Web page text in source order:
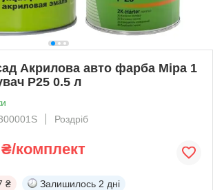
Акрилова авто фарба Mipa 1
P25 0.5 л
Роздріб
₴/комплект
₴ Залишилось 2 дні